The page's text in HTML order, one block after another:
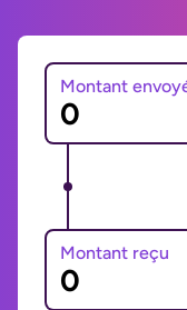
Montant
Montant reçu